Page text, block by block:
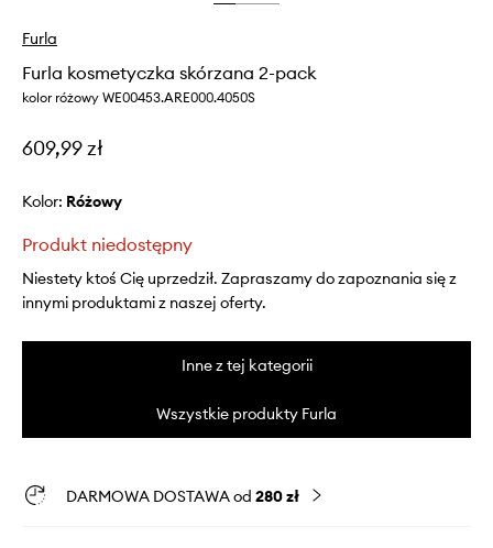
Furla
Furla kosmetyczka skórzana 2-pack
kolor różowy WE00453.ARE000.4050S
609,99 zł
Kolor: różowy
Produkt niedostępny
Niestety ktoś Cię uprzedził. Zapraszamy do zapoznania się z
innymi produktami z naszej oferty.
Inne z tej kategorii
Wszystkie produkty Furla
DARMOWA DOSTAWA od 280 zł